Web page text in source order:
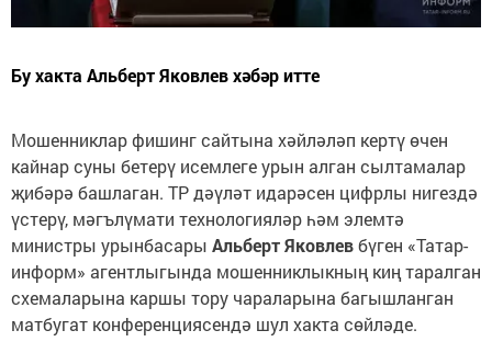
Бу хакта Альберт Яковлев хәбәр итте
Мошенниклар фишинг сайтына хәйләләп кертү өчен
кайнар суны бетерү исемлеге урын алган сылтамалар
җибәрә башлаган. ТР дәүләт идарәсен цифрлы нигездә
үстерү, мәгълүмати технологияләр һәм элемтә
министры урынбасары Альберт Яковлевбүген «Татар-
информ» агентлыгында мошенниклыкның киң таралган
схемаларына каршы тору чараларына багышланган
матбугат конференциясендә шул хакта сөйләде.